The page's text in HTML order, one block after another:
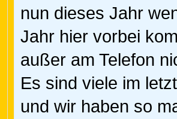
nun dieses Jahr
Jahr hier vorbei
außer am Telefon
Es sind viele im
und wir haben so